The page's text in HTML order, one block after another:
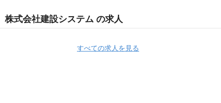
株式会社建設システム の求人
すべての求人を見る